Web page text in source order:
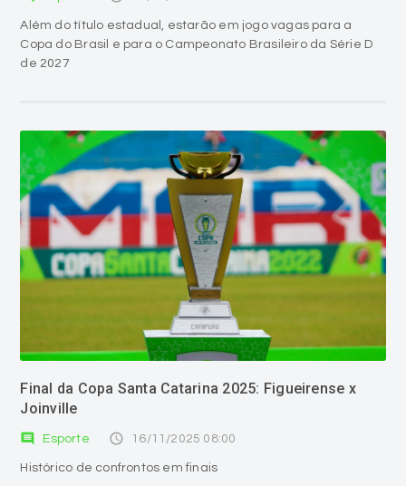
Além do título estadual, estarão em jogo vagas para a
Copa do Brasil e para o Campeonato Brasileiro da Série D
de 2027
Final da Copa Santa Catarina 2025: Figueirense x
Joinville
comment Esporte access_time 16/11/2025 08:00
Histórico de confrontos em finais